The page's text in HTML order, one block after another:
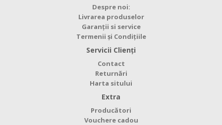
Despre noi:
Livrarea produselor
Garanții si service
Termenii și Condițiile
Servicii Clienţi
Contact
Returnări
Harta sitului
Extra
Producători
Vouchere cadou